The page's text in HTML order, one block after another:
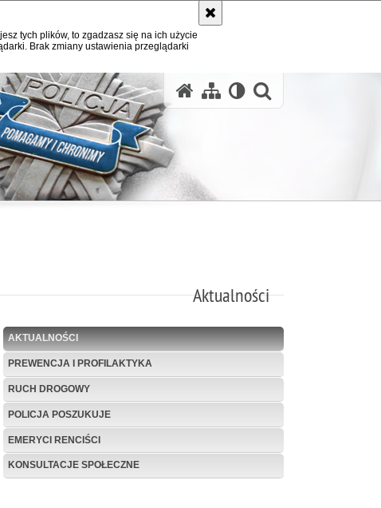
tych plików, to zgadzasz się na ich użycie
Brak zmiany ustawienia przeglądarki
Aktualności
AKTUALNOŚCI
PREWENCJA I PROFILAKTYKA
RUCH DROGOWY
POLICJA POSZUKUJE
EMERYCI RENCIŚCI
KONSULTACJE SPOŁECZNE